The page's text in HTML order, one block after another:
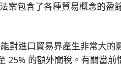
案包含了各種貿易概念的盈
對進口貿易界產生非常大的
25% 的額外關稅。有關當前